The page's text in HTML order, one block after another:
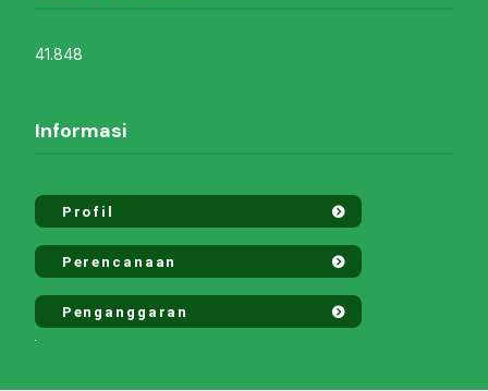
41.848
Informasi
Profil
Perencanaan
Penganggaran